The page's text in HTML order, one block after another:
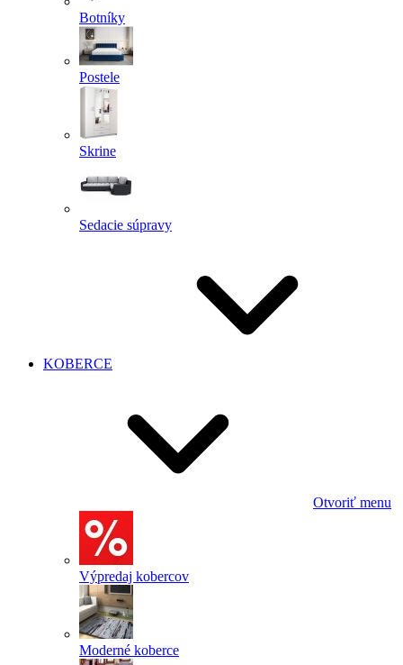
Botníky
Postele
Skrine
Sedacie súpravy
KOBERCE
Otvoriť menu
Výpredaj kobercov
Moderné koberce